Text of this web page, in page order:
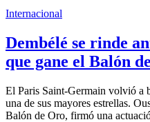
Internacional
Dembélé se rinde
que gane el Balón
El Paris Saint-Germain volvió a
una de sus mayores estrellas.
Balón de Oro, firmó una